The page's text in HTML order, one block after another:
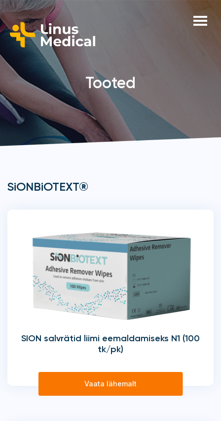
Tooted
SiONBiOTEXT®
SION salvrätid liimi eemaldamiseks N1 (100
tk/pk)
Vaata lähemalt